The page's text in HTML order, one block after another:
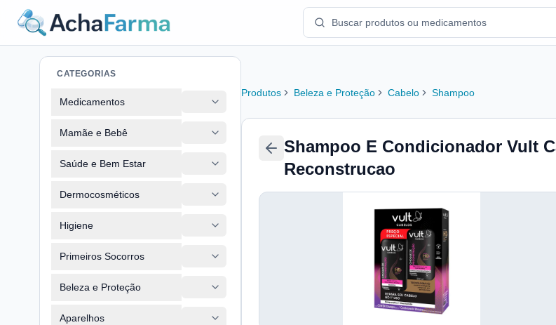
CATEGORIAS
Medicamentos
Mamãe e Bebê
Saúde e Bem Estar
Dermocosméticos
Higiene
Primeiros Socorros
Beleza e Proteção
Aparelhos
Produtos Beleza e Proteção Cabelo Shampoo
Shampoo E Condicionador Vult
Reconstrucao